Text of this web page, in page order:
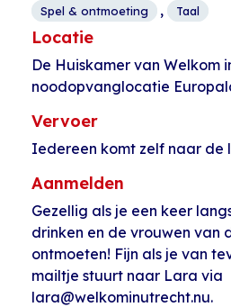
Spel & ontmoeting , Taal
Locatie
De Huiskamer van Welkom
noodopvanglocatie
Vervoer
Iedereen komt zelf naar de
Aanmelden
Gezellig als je een keer
drinken en de vrouwen van
ontmoeten! Fijn als je van
mailtje stuurt naar Lara via
lara@welkominutrecht.nu.